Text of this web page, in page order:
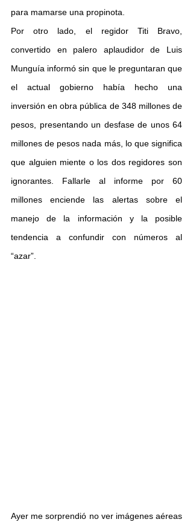
para mamarse una propinota.
Por otro lado, el regidor Titi Bravo,
convertido en palero aplaudidor de Luis
Munguía informó sin que le preguntaran que
el actual gobierno había hecho una
inversión en obra pública de 348 millones de
pesos, presentando un desfase de unos 64
millones de pesos nada más, lo que significa
que alguien miente o los dos regidores son
ignorantes. Fallarle al informe por 60
millones enciende las alertas sobre el
manejo de la información y la posible
tendencia a confundir con números al
“azar”.
Ayer me sorprendió no ver imágenes aéreas